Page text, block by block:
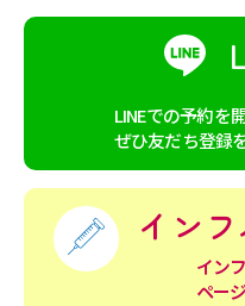
す。
（情報内容の照会、修正または削
は削除を希望される場合は、ご
な範囲ですみやかに対応いたしま
LINEでの予約を
ぜひ友だち登録
イン
イン
ペー